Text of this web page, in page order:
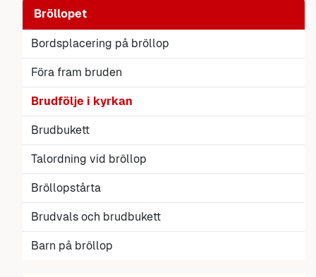
Bröllopet
Bordsplacering på bröllop
Föra fram bruden
Brudfölje i kyrkan
Brudbukett
Talordning vid bröllop
Bröllopstårta
Brudvals och brudbukett
Barn på bröllop